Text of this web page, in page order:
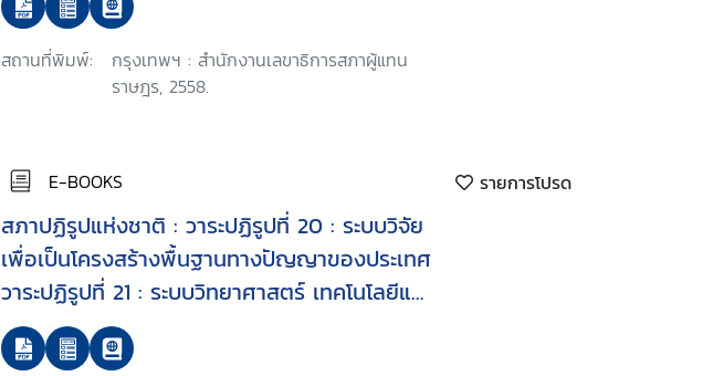
สถานที่พิมพ์:
กรุงเทพฯ : สำนักงานเลขาธิการสภาผู้แทน
ราษฎร, 2558.
E-BOOKS รายการโปรด
สภาปฏิรูปแห่งชาติ : วาระปฏิรูปที่ 20 : ระบบวิจัย
เพื่อเป็นโครงสร้างพื้นฐานทางปัญญาของประเทศ
วาระปฏิรูปที่ 21 : ระบบวิทยาศาสตร์ เทคโนโลยีและ
นวัตกรรม เพื่อเป็นโครงสร้างพื้นฐานทาง
นวัตกรรมของประเทศ